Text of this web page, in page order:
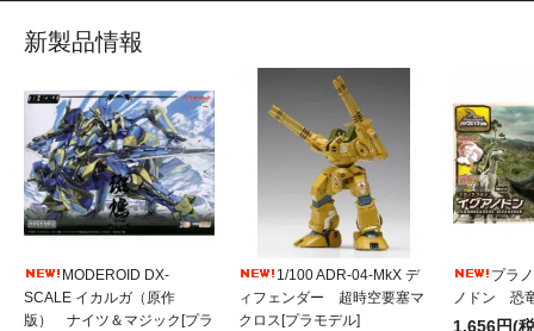
新製品情報
MODEROID DX-
SCALE イカルガ（原作
版） ナイツ＆マジック[プラ
1/100 ADR-04-MkX デ
ィフェンダー 超時空要塞マ
クロス[プラモデル]
プラ
ノドン 恐
1,656円(